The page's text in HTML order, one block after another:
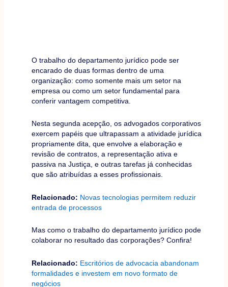
O trabalho do departamento jurídico pode ser
encarado de duas formas dentro de uma
organização: como somente mais um setor na
empresa ou como um setor fundamental para
conferir vantagem competitiva.
Nesta segunda acepção, os advogados corporativos
exercem papéis que ultrapassam a atividade jurídica
propriamente dita, que envolve a elaboração e
revisão de contratos, a representação ativa e
passiva na Justiça, e outras tarefas já conhecidas
que são atribuídas a esses profissionais.
Relacionado: Novas tecnologias permitem reduzir
entrada de processos
Mas como o trabalho do departamento jurídico pode
colaborar no resultado das corporações? Confira!
Relacionado: Escritórios de advocacia abandonam
formalidades e investem em novo formato de
negócios